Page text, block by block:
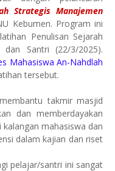
Strategis Manajemen
Kebumen. Program ini
Penulisan Sejarah
Santri (22/3/2025).
Mahasiswa An-Nahdlah
tersebut.
takmir masjid
dan memberdayakan
mahasiswa dan
dalam kajian dan riset
pelajar/santri ini sangat